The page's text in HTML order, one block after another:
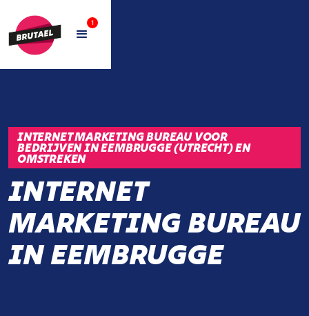
1
INTERNET MARKETING BUREAU VOOR
BEDRIJVEN IN EEMBRUGGE (UTRECHT) EN
OMSTREKEN
INTERNET
MARKETING BUREAU
IN EEMBRUGGE